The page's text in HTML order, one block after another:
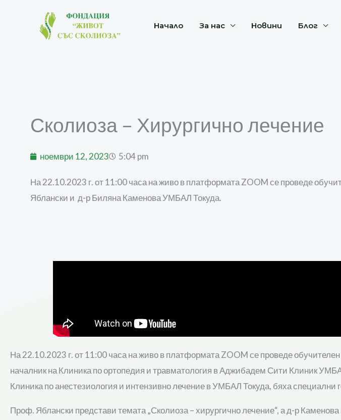
Начало За нас Новини Блог
Сколиоза – Хирургично лечение
ноември 12, 2023 5:04 pm
На 22.10.2023 г. от 11:00 часа на живо в платформата ZOOM се проведе
Яблански и д-р Биляна Каменова УМБАЛ Токуда.
На 22.10.2023 г. от 11:00 часа на живо в платформата ZOOM се проведе
началник на Клиника по ортопедия и травматология в Аджибадем Сити Клиник
Клиника по анестезиология и интензивно лечение в УМБАЛ Токуда, бяха
Проф. Яблански представи темата „Сколиоза – хирургично лечение“, а д-р